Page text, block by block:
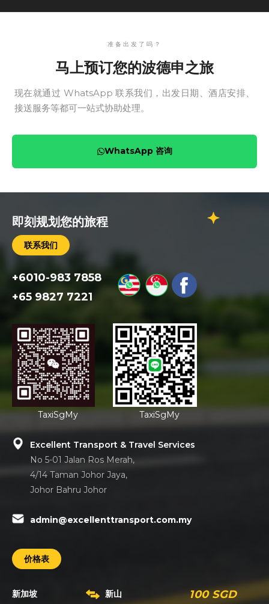
准备出发了吗？
马上预订您的波德申之旅
现在就通过 WhatsApp 联系我们，出发日期、酒店安排、
接送服务等都可一站式协助处理。
WhatsApp 咨询
即刻规划您的旅程
联系我们
+6010-983 7858
+65 9827 7221
TaxiSgMy TaxiSgMy
Excellent Transport & Travel Services
No 5-01 Jalan Ros Merah,
4/14 Taman Johor Jaya,
Johor Bahru Johor
admin@excellenttransport.com.my
价格表
新加坡 新山 100 SGD